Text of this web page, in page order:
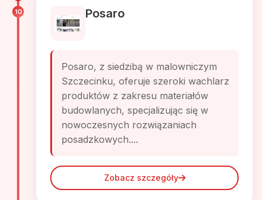
10 Posaro
Posaro, z siedzibą w malowniczym
Szczecinku, oferuje szeroki wachlarz
produktów z zakresu materiałów
budowlanych, specjalizując się w
nowoczesnych rozwiązaniach
posadzkowych....
Zobacz szczegóły